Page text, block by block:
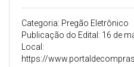
Categoria: Pregão Eletrônico
Publicação do Edital: 16 de
Local:
https://